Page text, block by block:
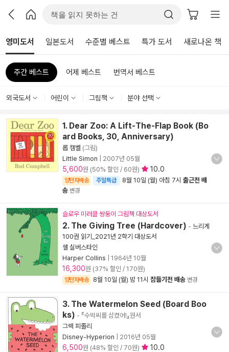
영미도서 일본도서 수준별 베스트 특가 도서 새로나온 책
주간 베스트 어제 베스트 번역서 베스트
외국도서 어린이 그림책 분야 선택
1. Dear Zoo: A Lift-The-Flap Book (Bo
ard Books, 30, Anniversary)
롭 캠벨 (그림)
Little Simon
2007년 05월
5,600원 (50% 할인 / 60원) 10.0
양탄자배송 주말특급 8월 10일 (월) 아침 7시 출근전 배
송 변경
슬로우 미러클 쌍둥이 그림책 대상도서
2. The Giving Tree (Hardcover) - 느리게
100권 읽기_2021년 2학기 대상도서
셸 실버스타인
Harper Collins
1964년 10월
16,300원 (37% 할인 / 170원)
양탄자배송 8월 10일 (월) 밤 11시 잠들기전 배송 변경
3. The Watermelon Seed (Board Boo
ks) - 『수박씨를 삼켰어!』원서
그렉 피졸리
Disney-Hyperion
2016년 05월
6,500원 (48% 할인 / 70원) 10.0